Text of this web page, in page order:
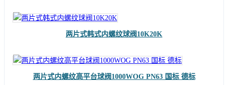
两片式韩式内螺纹球阀10K20K
两片式内螺纹高平台球阀1000WOG PN63 国标 德标